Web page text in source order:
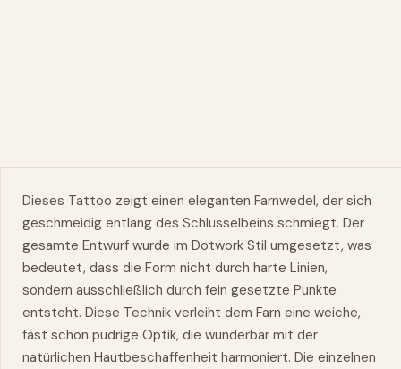
Dieses Tattoo zeigt einen eleganten Farnwedel, der sich
geschmeidig entlang des Schlüsselbeins schmiegt. Der
gesamte Entwurf wurde im Dotwork Stil umgesetzt, was
bedeutet, dass die Form nicht durch harte Linien,
sondern ausschließlich durch fein gesetzte Punkte
entsteht. Diese Technik verleiht dem Farn eine weiche,
fast schon pudrige Optik, die wunderbar mit der
natürlichen Hautbeschaffenheit harmoniert. Die einzelnen